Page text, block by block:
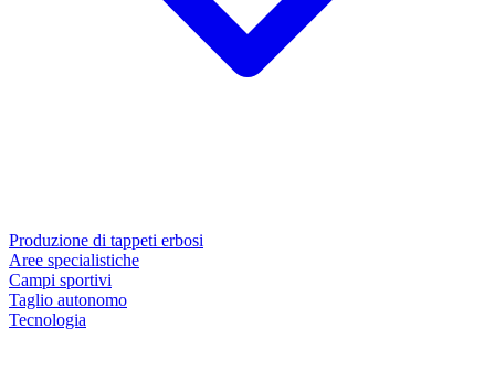
Produzione di tappeti erbosi
Aree specialistiche
Campi sportivi
Taglio autonomo
Tecnologia